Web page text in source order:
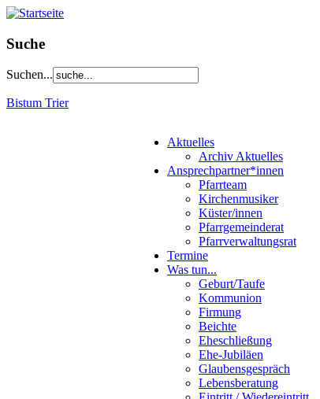
Suche
Suchen...
Bistum Trier
Aktuelles
Archiv Aktuelles
Ansprechpartner*innen
Pfarrteam
Kirchenmusiker
Küster/innen
Pfarrgemeinderat
Pfarrverwaltungsrat
Termine
Was tun...
Geburt/Taufe
Kommunion
Firmung
Beichte
Eheschließung
Ehe-Jubiläen
Glaubensgespräch
Lebensberatung